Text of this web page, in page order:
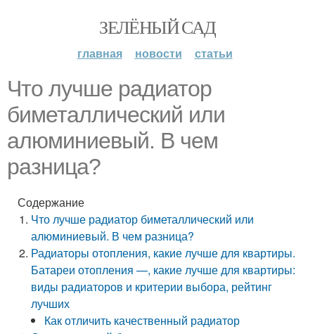
ЗЕЛЁНЫЙ САД
главная новости статьи
Что лучше радиатор
биметаллический или
алюминиевый. В чем
разница?
Содержание
Что лучше радиатор биметаллический или
алюминиевый. В чем разница?
Радиаторы отопления, какие лучше для квартиры.
Батареи отопления —, какие лучше для квартиры:
виды радиаторов и критерии выбора, рейтинг
лучших
Как отличить качественный радиатор